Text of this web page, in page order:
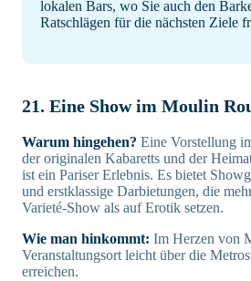
lokalen Bars, wo Sie auch den
Ratschlägen für die nächsten Ziele
21. Eine Show im Moulin
Warum hingehen? Eine Vorstellung
der originalen Kabaretts und der
ist ein Pariser Erlebnis. Es bietet
und erstklassige Darbietungen, die
Varieté-Show als auf Erotik setzen.
Wie man hinkommt: Im Herzen von
Veranstaltungsort leicht über die
erreichen.